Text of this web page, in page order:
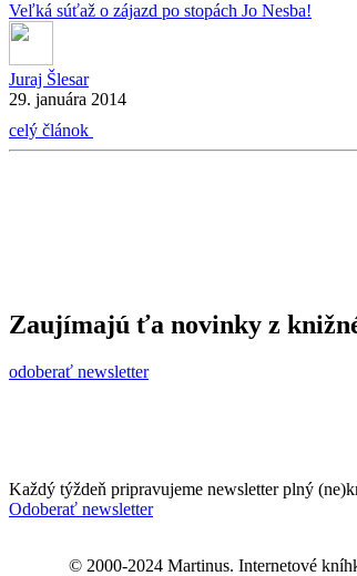
Veľká súťaž o zájazd po stopách Jo Nesba!
Juraj Šlesar
29. januára 2014
celý článok
Zaujímajú ťa novinky z
odoberať newsletter
Každý týždeň pripravujeme newsletter plný
Odoberať newsletter
© 2000-2024 Martinus. Internetové